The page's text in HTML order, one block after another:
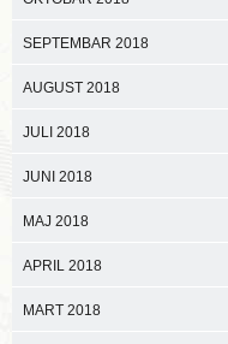
SEPTEMBAR 2018
AUGUST 2018
JULI 2018
JUNI 2018
MAJ 2018
APRIL 2018
MART 2018